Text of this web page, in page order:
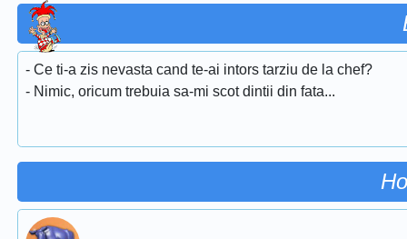
- Ce ti-a zis nevasta cand te-ai intors tarziu de la chef?
- Nimic, oricum trebuia sa-mi scot dintii din fata...